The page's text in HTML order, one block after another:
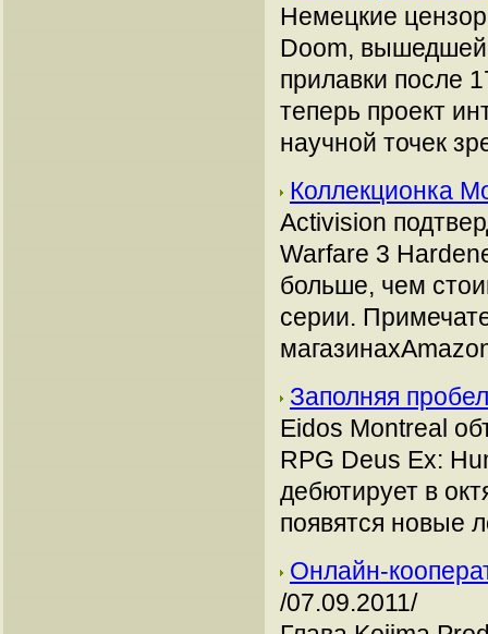
Немецкие
Doom, вышедшей
прилавки после
теперь проект
научной точек
Коллекционка
Activision
Warfare 3
больше, чем
серии.
Заполняя
Eidos Montreal
RPG Deus Ex:
дебютирует в
появятся новые
Онлайн-
/07.09.2011/